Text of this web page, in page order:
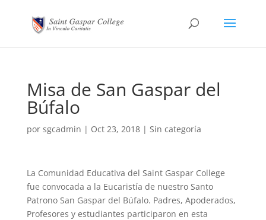
Misa de San Gaspar del
Búfalo
por sgcadmin | Oct 23, 2018| Sin categoría
La Comunidad Educativa del Saint Gaspar College
fue convocada a la Eucaristía de nuestro Santo
Patrono San Gaspar del Búfalo. Padres, Apoderados,
Profesores y estudiantes participaron en esta